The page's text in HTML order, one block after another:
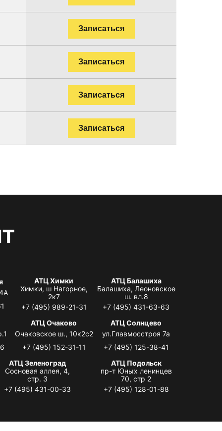
Записаться
Записаться
Записаться
Записаться
АТЦ Химки
Химки, ш Нагорное,
2к7
+7 (495) 989-21-31
АТЦ Балашиха
Балашиха, Леоновское
ш. вл.8
+7 (495) 431-63-63
АТЦ Очаково
Очаковское ш., 10к2с2
+7 (495) 152-31-11
АТЦ Солнцево
ул.Главмосстроя 7а
+7 (495) 125-38-41
АТЦ Зеленоград
Сосновая аллея, 4,
стр. 3
+7 (495) 431-00-33
АТЦ Подольск
пр-т Юных ленинцев
70, стр 2
+7 (495) 128-01-88